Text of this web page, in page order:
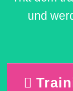
und